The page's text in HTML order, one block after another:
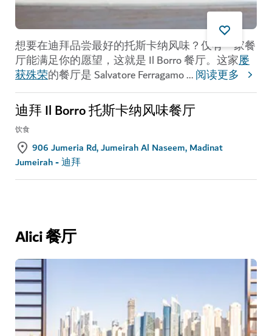
想要在迪拜品尝最好的托斯卡纳风味？仅有一家餐
厅能满足你的愿望，这就是 Il Borro 餐厅。这家屡
获殊荣的餐厅是 Salvatore Ferragamo...阅读更多
迪拜 Il Borro 托斯卡纳风味餐厅
饮食
906 Jumeria Rd, Jumeirah Al Naseem, Madinat
Jumeirah - 迪拜
Alici 餐厅